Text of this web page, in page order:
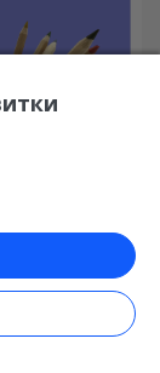
които са
този държач
подарък.